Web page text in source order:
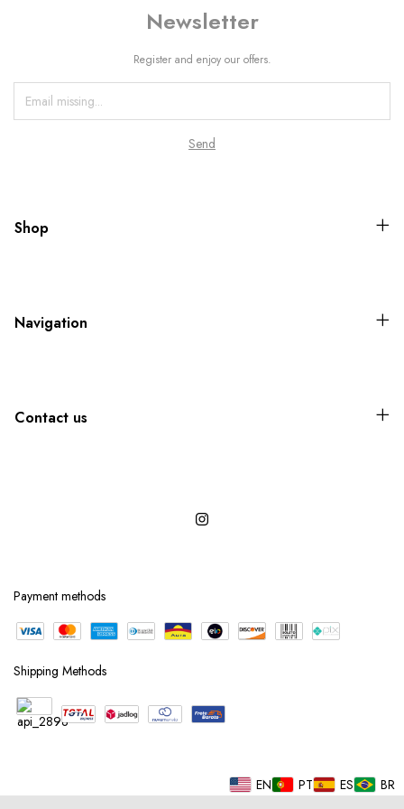
Newsletter
Register and enjoy our offers.
Shop
Navigation
Contact us
Payment methods
Shipping Methods
EN PT ES BR